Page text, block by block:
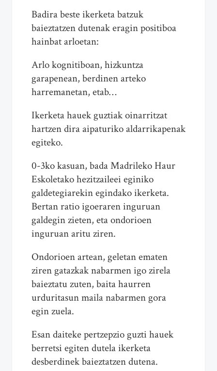
Badira beste ikerketa batzuk
baieztatzen dutenak eragin positiboa
hainbat arloetan:
Arlo kognitiboan, hizkuntza
garapenean, berdinen arteko
harremanetan, etab…
Ikerketa hauek guztiak oinarritzat
hartzen dira aipaturiko aldarrikapenak
egiteko.
0-3ko kasuan, bada Madrileko Haur
Eskoletako hezitzaileei eginiko
galdetegiarekin egindako ikerketa.
Bertan ratio igoeraren inguruan
galdegin zieten, eta ondorioen
inguruan aritu ziren.
Ondorioen artean, geletan ematen
ziren gatazkak nabarmen igo zirela
baieztatu zuten, baita haurren
urduritasun maila nabarmen gora
egin zuela.
Esan daiteke pertzepzio guzti hauek
berretsi egiten dutela ikerketa
desberdinek baieztatzen dutena.